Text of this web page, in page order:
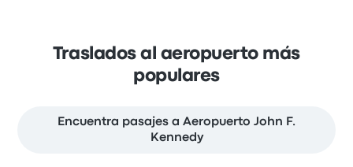
Traslados al aeropuerto más
populares
Encuentra pasajes a Aeropuerto John F.
Kennedy